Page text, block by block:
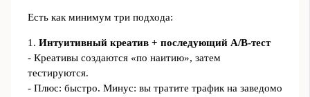
Есть как минимум три подхода:
1. Интуитивный креатив + последующий A/B‑тест
- Креативы создаются «по наитию», затем
тестируются.
- Плюс: быстро. Минус: вы тратите трафик на заведомо